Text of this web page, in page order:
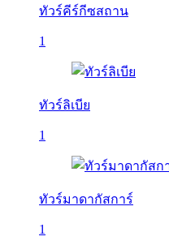
ทัวร์คีร์กีซสถาน
1
ทัวร์ลิเบีย
1
ทัวร์มาดากัสการ์
1